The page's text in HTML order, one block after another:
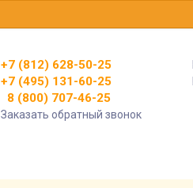
+7 (812) 628-50-25
+7 (495) 131-60-25
8 (800) 707-46-25
Заказать обратный звонок